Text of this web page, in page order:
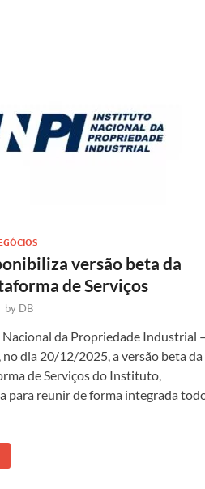
versão beta da
de Serviços
by DB
da Propriedade Industrial
no dia 20/12/2025, a versão beta da
de Serviços do Instituto,
para reunir de forma integrada